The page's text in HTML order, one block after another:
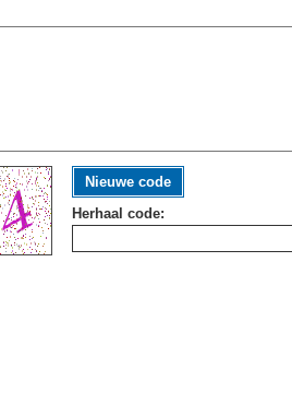
Nieuwe code
Herhaal code: